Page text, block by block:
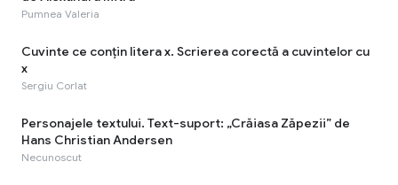
Pumnea Valeria
Cuvinte ce conțin litera x. Scrierea corectă a cuvintelor cu
x
Sergiu Corlat
Personajele textului. Text-suport: „Crăiasa Zăpezii” de
Hans Christian Andersen
Necunoscut